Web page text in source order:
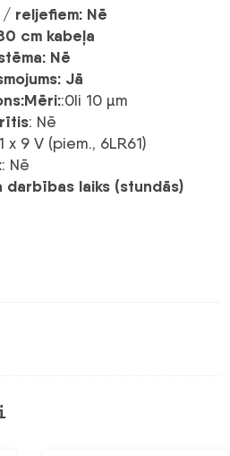
/ reljefiem: Nē
cm kabeļa
: Nē
: Jā
Mēri::0li ​​10 µm
: Nē
x 9 V (piem., 6LR61)
: Nē
darbības laiks (stundās)